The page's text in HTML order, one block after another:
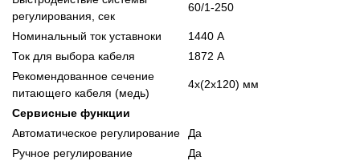
регулирования, сек
60/1-250
Номинальный ток уставноки
1440 А
Ток для выбора кабеля
1872 А
Рекомендованное сечение
питающего кабеля (медь)
4x(2x120) мм
Сервисные функции
Автоматическое регулирование
Да
Ручное регулирование
Да